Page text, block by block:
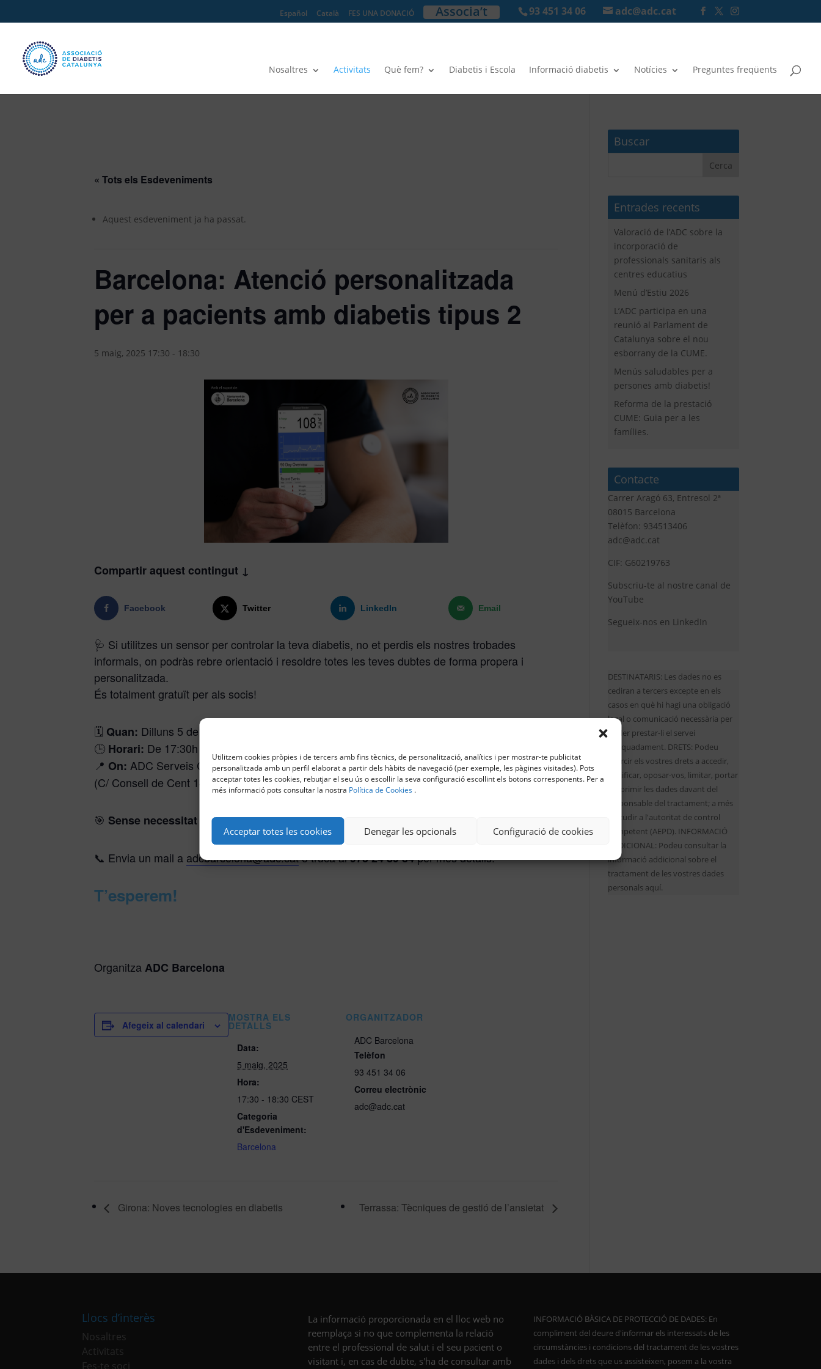
Utilitzem cookies pròpies i de tercers amb fins tècnics, de personalització, analítics i per mostrar-te publicitat
personalitzada amb un perfil elaborat a partir dels hàbits de navegació (per exemple, les pàgines visitades). Pots
acceptar totes les cookies, rebutjar el seu ús o escollir la seva configuració escollint els botons corresponents. Per a
més informació pots consultar la nostra Política de Cookies.
Acceptar totes les cookies Denegar les opcionals Configuració de cookies
93 451 34 06 adc@adc.cat
Español Català FES UNA DONACIÓ Associa’t
Nosaltres Activitats Què fem? Diabetis i Escola Informació diabetis Notícies Preguntes freqüents
« Tots els Esdeveniments
Aquest esdeveniment ja ha passat.
Barcelona: Atenció personalitzada
per a pacients amb diabetis tipus 2
5 maig, 2025 17:30 - 18:30
Compartir aquest contingut ↓
Facebook Twitter LinkedIn Email
🩺 Si utilitzes un sensor per controlar la teva diabetis, no et perdis els nostres trobades
informals, on podràs rebre orientació i resoldre totes les teves dubtes de forma propera i
personalitzada.
És totalment gratuït per als socis!
🗓️ Quan: Dilluns 5 de maig (es repeteix el primer dilluns de cada mes)
🕒 Horari: De 17:30h a 18:30h
📍 On: ADC Serveis Centrals
(C/ Consell de Cent 143, 1r 3a, Barcelona)
🎯 Sense necessitat d’inscripció prèvia.Només vine i participa!
📞 Envia un mail a adcbarcelona@adc.cato truca al973 24 89 84per més detalls.
T’esperem!
Organitza ADC Barcelona
Afegeix al calendari
MOSTRA ELS
DETALLS
Data:
5 maig, 2025
Hora:
17:30 - 18:30 CEST
Categoria
d'Esdeveniment:
Barcelona
ORGANITZADOR
ADC Barcelona
Telèfon
93 451 34 06
Correu electrònic
adc@adc.cat
Girona: Noves tecnologies en diabetis Terrassa: Tècniques de gestió de l’ansietat
Buscar
Entrades recents
Valoració de l’ADC sobre la
incorporació de
professionals sanitaris als
centres educatius
Menú d’Estiu 2026
L’ADC participa en una
reunió al Parlament de
Catalunya sobre el nou
esborrany de la CUME.
Menús saludables per a
persones amb diabetis!
Reforma de la prestació
CUME: Guia per a les
famílies.
Contacte
Carrer Aragó 63, Entresol 2ª
08015 Barcelona
Telèfon: 934513406
adc@adc.cat
CIF: G60219763
Subscriu-te al nostre canal de
YouTube
Segueix-nos en LinkedIn
DESTINATARIS: Les dades no es
cediran a tercers excepte en els
casos en què hi hagi una obligació
legal o comunicació necessària per
poder prestar-li el servei
adequadament. DRETS: Podeu
exercir els vostres drets a accedir,
rectificar, oposar-vos, limitar, portar
i suprimir les dades davant del
responsable del tractament; a més
d'acudir a l'autoritat de control
competent (AEPD). INFORMACIÓ
ADDICIONAL: Podeu consultar la
informació addicional sobre el
tractament de les vostres dades
personals aquí.
Llocs d’interès
Nosaltres
Activitats
Fes-te soci
La informació proporcionada en el lloc web no
reemplaça si no que complementa la relació
entre el professional de salut i el seu pacient o
visitant i, en cas de dubte, s'ha de consultar amb
INFORMACIÓ BÀSICA DE PROTECCIÓ DE DADES: En
compliment del deure d'informar els interessats de les
circumstàncies i condicions del tractament de les vostres
dades i dels drets que us assisteixen, posem a la vostra